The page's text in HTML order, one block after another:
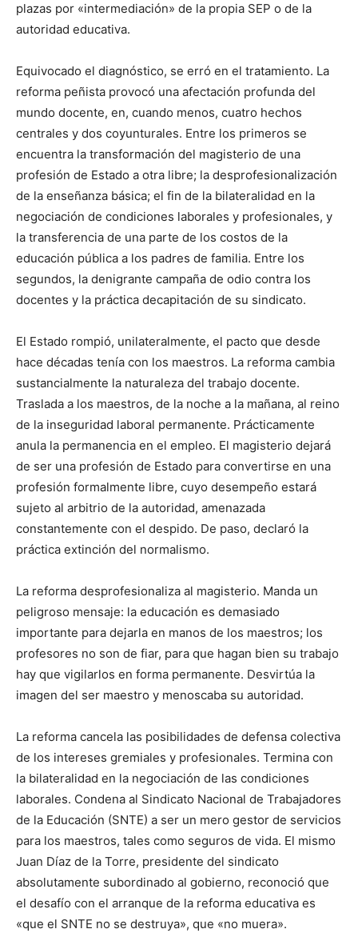
plazas por «intermediación» de la propia SEP o de la
autoridad educativa.
Equivocado el diagnóstico, se erró en el tratamiento. La
reforma peñista provocó una afectación profunda del
mundo docente, en, cuando menos, cuatro hechos
centrales y dos coyunturales. Entre los primeros se
encuentra la transformación del magisterio de una
profesión de Estado a otra libre; la desprofesionalización
de la enseñanza básica; el fin de la bilateralidad en la
negociación de condiciones laborales y profesionales, y
la transferencia de una parte de los costos de la
educación pública a los padres de familia. Entre los
segundos, la denigrante campaña de odio contra los
docentes y la práctica decapitación de su sindicato.
El Estado rompió, unilateralmente, el pacto que desde
hace décadas tenía con los maestros. La reforma cambia
sustancialmente la naturaleza del trabajo docente.
Traslada a los maestros, de la noche a la mañana, al reino
de la inseguridad laboral permanente. Prácticamente
anula la permanencia en el empleo. El magisterio dejará
de ser una profesión de Estado para convertirse en una
profesión formalmente libre, cuyo desempeño estará
sujeto al arbitrio de la autoridad, amenazada
constantemente con el despido. De paso, declaró la
práctica extinción del normalismo.
La reforma desprofesionaliza al magisterio. Manda un
peligroso mensaje: la educación es demasiado
importante para dejarla en manos de los maestros; los
profesores no son de fiar, para que hagan bien su trabajo
hay que vigilarlos en forma permanente. Desvirtúa la
imagen del ser maestro y menoscaba su autoridad.
La reforma cancela las posibilidades de defensa colectiva
de los intereses gremiales y profesionales. Termina con
la bilateralidad en la negociación de las condiciones
laborales. Condena al Sindicato Nacional de Trabajadores
de la Educación (SNTE) a ser un mero gestor de servicios
para los maestros, tales como seguros de vida. El mismo
Juan Díaz de la Torre, presidente del sindicato
absolutamente subordinado al gobierno, reconoció que
el desafío con el arranque de la reforma educativa es
«que el SNTE no se destruya», que «no muera».